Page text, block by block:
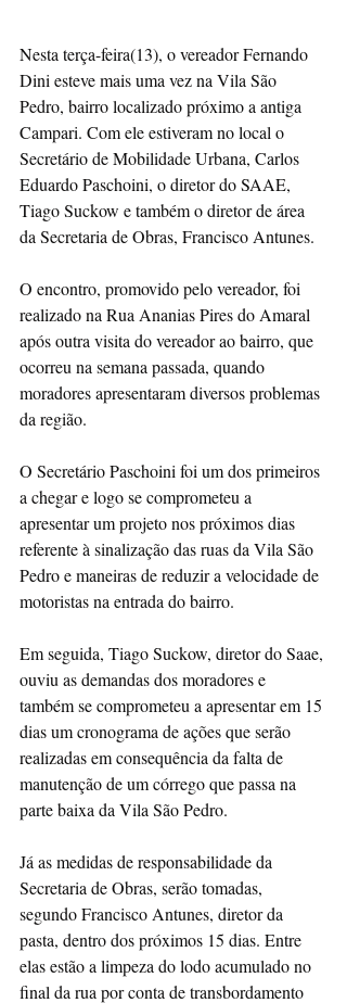
Nesta terça-feira(13), o vereador Fernando
Dini esteve mais uma vez na Vila São
Pedro, bairro localizado próximo a antiga
Campari. Com ele estiveram no local o
Secretário de Mobilidade Urbana, Carlos
Eduardo Paschoini, o diretor do SAAE,
Tiago Suckow e também o diretor de área
da Secretaria de Obras, Francisco Antunes.
O encontro, promovido pelo vereador, foi
realizado na Rua Ananias Pires do Amaral
após outra visita do vereador ao bairro, que
ocorreu na semana passada, quando
moradores apresentaram diversos problemas
da região.
O Secretário Paschoini foi um dos primeiros
a chegar e logo se comprometeu a
apresentar um projeto nos próximos dias
referente à sinalização das ruas da Vila São
Pedro e maneiras de reduzir a velocidade de
motoristas na entrada do bairro.
Em seguida, Tiago Suckow, diretor do Saae,
ouviu as demandas dos moradores e
também se comprometeu a apresentar em 15
dias um cronograma de ações que serão
realizadas em consequência da falta de
manutenção de um córrego que passa na
parte baixa da Vila São Pedro.
Já as medidas de responsabilidade da
Secretaria de Obras, serão tomadas,
segundo Francisco Antunes, diretor da
pasta, dentro dos próximos 15 dias. Entre
elas estão a limpeza do lodo acumulado no
final da rua por conta de transbordamento